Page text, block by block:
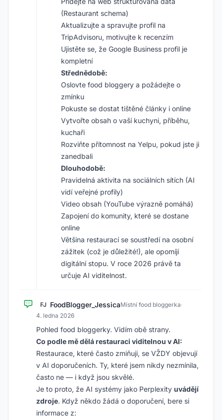
(Restaurant schema)
Aktualizujte a spravujte profil na
TripAdvisoru, motivujte k recenzím
Ujistěte se, že Google Business profil je
kompletní
Střednědobě:
Oslovte food bloggery a požádejte o
zmínku
Pokuste se dostat tištěné články i online
Vytvořte obsah o vaší kuchyni, příběhu,
kuchaři
Rozviňte přítomnost na Yelpu, pokud jste ji
zanedbali
Dlouhodobě:
Pravidelná aktivita na sociálních sítích (AI
vidí veřejné profily)
Video obsah (YouTube výrazně pomáhá)
Zapojení do komunity, které se dostane
online
Většina restaurací se soustředí na osobní
zážitek (což je důležité!), ale opomíjí
digitální stopu. V roce 2026 právě ta
určuje AI viditelnost.
FJ FoodBlogger_JessicaMístní food bloggerka·
4. ledna 2026
Pohled food bloggerky. Vidím obě strany.
Co podle mě dělá restauraci viditelnou v AI:
Restaurace, které často zmiňuji, se VŽDY objevují
v AI doporučeních. Ty, které jsem nikdy nezmínila,
často ne — i když jsou skvělé.
Je to proto, že AI systémy jako Perplexity uvádějí
zdroje. Když někdo žádá o doporučení, bere si
informace z: